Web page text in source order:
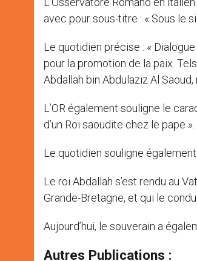
avec pour sous-titre : « Sous le
Le quotidien précise : «
pour la promotion de la paix.
Abdallah bin Abdulaziz Al
L’OR également souligne le
d’un Roi saoudite chez le pape ».
Le quotidien souligne
Le roi Abdallah s’est rendu au
Grande-Bretagne, et qui le
Aujourd’hui, le souverain a
Autres Publications :